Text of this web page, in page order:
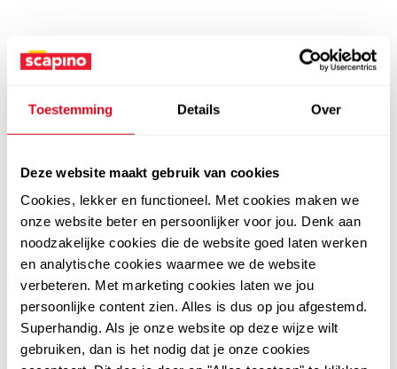
Toestemming Details Over
Deze website maakt gebruik van cookies
Cookies, lekker en functioneel. Met cookies maken we
onze website beter en persoonlijker voor jou. Denk aan
noodzakelijke cookies die de website goed laten werken
en analytische cookies waarmee we de website
verbeteren. Met marketing cookies laten we jou
persoonlijke content zien. Alles is dus op jou afgestemd.
Superhandig. Als je onze website op deze wijze wilt
gebruiken, dan is het nodig dat je onze cookies